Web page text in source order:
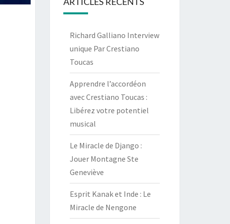
Richard Galliano Interview
unique Par Crestiano
Toucas
Apprendre l’accordéon
avec Crestiano Toucas :
Libérez votre potentiel
musical
Le Miracle de Django :
Jouer Montagne Ste
Geneviève
Esprit Kanak et Inde : Le
Miracle de Nengone